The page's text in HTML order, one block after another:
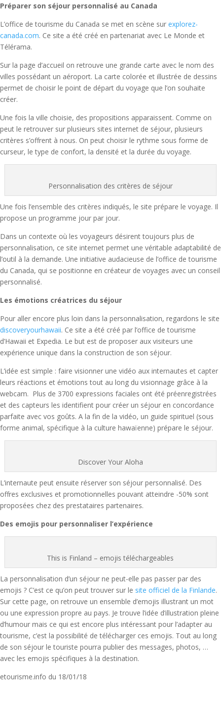
Préparer son séjour personnalisé au Canada
L’office de tourisme du Canada se met en scène sur explorez-
canada.com. Ce site a été créé en partenariat avec Le Monde et
Télérama.
Sur la page d’accueil on retrouve une grande carte avec le nom des
villes possédant un aéroport. La carte colorée et illustrée de dessins
permet de choisir le point de départ du voyage que l’on souhaite
créer.
Une fois la ville choisie, des propositions apparaissent. Comme on
peut le retrouver sur plusieurs sites internet de séjour, plusieurs
critères s’offrent à nous. On peut choisir le rythme sous forme de
curseur, le type de confort, la densité et la durée du voyage.
Personnalisation des critères de séjour
Une fois l’ensemble des critères indiqués, le site prépare le voyage. Il
propose un programme jour par jour.
Dans un contexte où les voyageurs désirent toujours plus de
personnalisation, ce site internet permet une véritable adaptabilité de
l’outil à la demande. Une initiative audacieuse de l’office de tourisme
du Canada, qui se positionne en créateur de voyages avec un conseil
personnalisé.
Les émotions créatrices du séjour
Pour aller encore plus loin dans la personnalisation, regardons le site
discoveryourhawaii. Ce site a été créé par l’office de tourisme
d’Hawaii et Expedia. Le but est de proposer aux visiteurs une
expérience unique dans la construction de son séjour.
L’idée est simple : faire visionner une vidéo aux internautes et capter
leurs réactions et émotions tout au long du visionnage grâce à la
webcam. Plus de 3700 expressions faciales ont été préenregistrées
et des capteurs les identifient pour créer un séjour en concordance
parfaite avec vos goûts. A la fin de la vidéo, un guide spirituel (sous
forme animal, spécifique à la culture hawaïenne) prépare le séjour.
Discover Your Aloha
L’internaute peut ensuite réserver son séjour personnalisé. Des
offres exclusives et promotionnelles pouvant atteindre -50% sont
proposées chez des prestataires partenaires.
Des emojis pour personnaliser l’expérience
This is Finland – emojis téléchargeables
La personnalisation d’un séjour ne peut-elle pas passer par des
emojis ? C’est ce qu’on peut trouver sur le site officiel de la Finlande.
Sur cette page, on retrouve un ensemble d’emojis illustrant un mot
ou une expression propre au pays. Je trouve l’idée d’illustration pleine
d’humour mais ce qui est encore plus intéressant pour l’adapter au
tourisme, c’est la possibilité de télécharger ces emojis. Tout au long
de son séjour le touriste pourra publier des messages, photos, …
avec les emojis spécifiques à la destination.
etourisme.info du 18/01/18